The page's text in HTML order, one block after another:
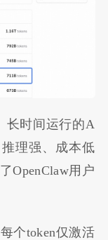
长时间运行的A
理强、成本低
OpenClaw用户
个token仅激活